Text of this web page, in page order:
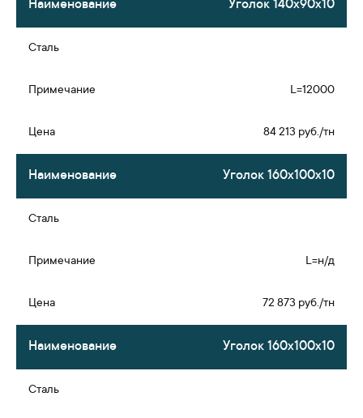
Уголок 140х90х10
L=12000
84 213 руб./тн
Уголок 160х100х10
L=н/д
72 873 руб./тн
Уголок 160х100х10